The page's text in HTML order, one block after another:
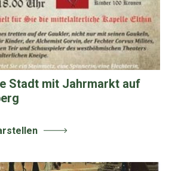
Stadt mit Jahrmarkt auf